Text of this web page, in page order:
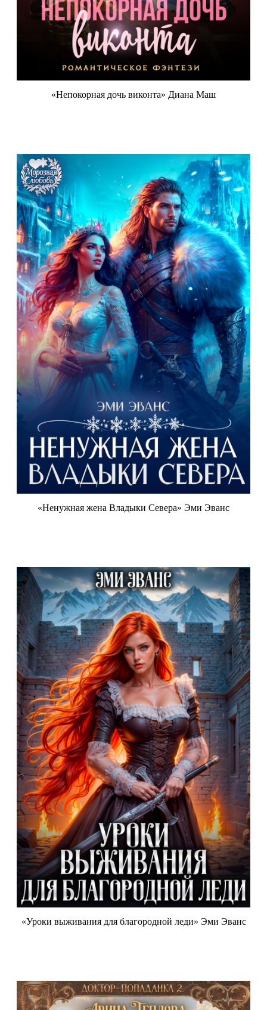
«Непокорная дочь виконта» Диана Маш
«Ненужная жена Владыки Севера» Эми Эванс
«Уроки выживания для благородной леди» Эми Эванс